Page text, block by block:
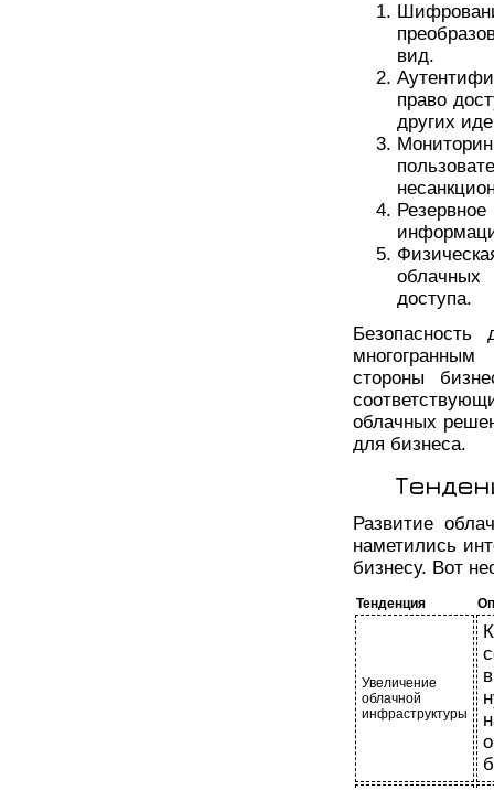
вид.
право
других
доступа.
стороны
облачных
для бизнеса.
Развитие
наметились
бизнесу. Вот
Тенденция
Увеличение
облачной
инфраструктуры